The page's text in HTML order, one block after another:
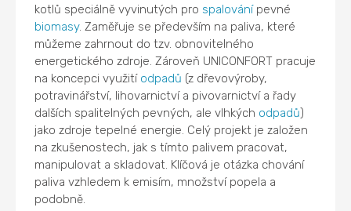
kotlů speciálně vyvinutých pro spalovánípevné
biomasy. Zaměřuje se především na paliva, které
můžeme zahrnout do tzv. obnovitelného
energetického zdroje. Zároveň UNICONFORT pracuje
na koncepci využití odpadů (z dřevovýroby,
potravinářství, lihovarnictví a pivovarnictví a řady
dalších spalitelných pevných, ale vlhkých odpadů)
jako zdroje tepelné energie. Celý projekt je založen
na zkušenostech, jak s tímto palivem pracovat,
manipulovat a skladovat. Klíčová je otázka chování
paliva vzhledem k emisím, množství popela a
podobně.